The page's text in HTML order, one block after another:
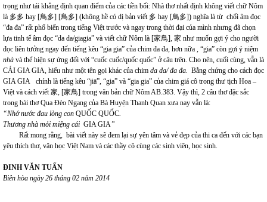
trọng như tái khẳng định quan điểm của các tiền bối: Nhà thơ nhất định không viết chữ Nôm
là 多多 hay [鳥多] [鳥多] (không hề có dị bản viết 多 hay [鳥多]) nghĩa là từ chối âm đọc
“đa đa” rất phổ biến trong tiếng Việt trước và ngay trong thời đại của mình nhưng đã chọn
lựa tinh tế âm đọc “da da/giagia” và viết chữ Nôm là [家鳥], 家 như muốn gợi ý cho người
đọc liên tưởng ngay đến tiếng kêu “gia gia” của chim đa đa, hơn nữa , “gia” còn gợi ý niệm
nhà và thể hiện sự ứng đối với “cuốc cuốc/quốc quốc” ở câu trên. Cho nên, cuối cùng, vẫn là
CÁI GIA GIA, hiểu như một tên gọi khác của chim da da/ đa đa. Bằng chứng cho cách đọc
GIA GIA chính là tiếng kêu “jiā”, “gia” và “gia gia” của chim giá cô trong thư tịch Hoa –
Việt và cách viết 家, [家鳥] trong văn bản chữ Nôm AB.383. Vậy thì, 2 câu thơ đặc sắc
trong bài thơ Qua Đèo Ngang của Bà Huyện Thanh Quan xưa nay vẫn là:
“Nhớ nước đau lòng con QUỐC QUỐC.
Thương nhà mỏi miệng cái GIA GIA”
Rất mong rằng, bài viết này sẽ đem lại sự yên tâm và vẻ đẹp của thi ca đến với các bạn
yêu thích thơ, văn học Việt Nam và các thầy cô cùng các sinh viên, học sinh.
ĐINH VĂN TUẤN
Biên hòa ngày 26 tháng 02 năm 2014